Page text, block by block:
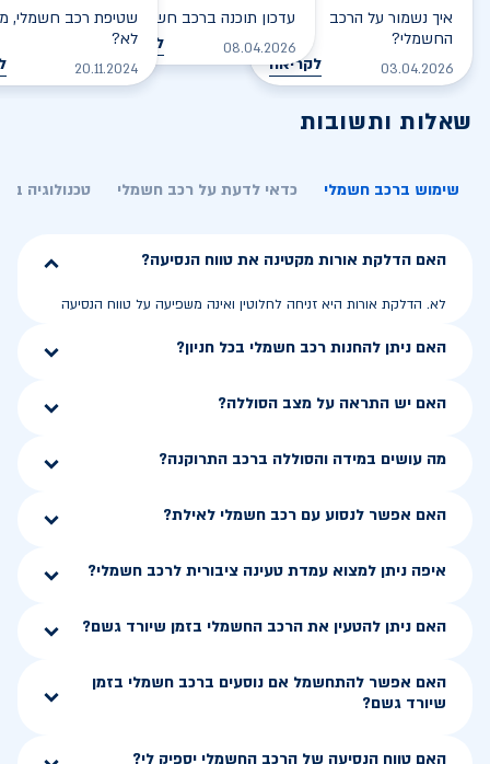
איך נשמור על הרכב
החשמלי?
03.04.2026 לקריאה
עדכון תוכנה ברכב חשמלי
08.04.2026 לקריאה
שטיפת רכב חשמלי,
לא?
20.11.2024
שאלות ותשובות
שימוש ברכב חשמלי כדאי לדעת על רכב חשמלי טכנולוגיה
האם הדלקת אורות מקטינה את טווח הנסיעה?
לא. הדלקת אורות היא זניחה לחלוטין ואינה משפיעה על טווח הנסיעה
האם ניתן להחנות רכב חשמלי בכל חניון?
האם יש התראה על מצב הסוללה?
מה עושים במידה והסוללה ברכב התרוקנה?
האם אפשר לנסוע עם רכב חשמלי לאילת?
איפה ניתן למצוא עמדת טעינה ציבורית לרכב חשמלי?
האם ניתן להטעין את הרכב החשמלי בזמן שיורד גשם?
האם אפשר להתחשמל אם נוסעים ברכב חשמלי בזמן
שיורד גשם?
האם טווח הנסיעה של הרכב החשמלי יספיק לי?